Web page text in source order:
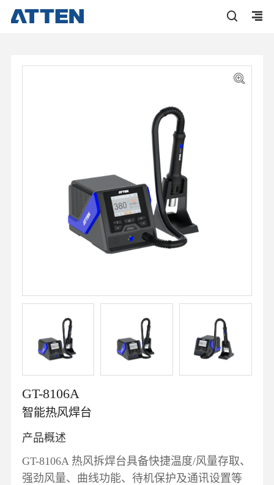
GT-8106A
智能热风焊台
产品概述
GT-8106A 热风拆焊台具备快捷温度/风量存取、
强劲风量、曲线功能、待机保护及通讯设置等